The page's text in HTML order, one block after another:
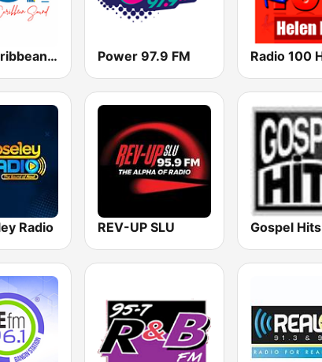
Radio Caribbean International Power 97.9 FM
Radio REV-UP SLU Gospel Hits